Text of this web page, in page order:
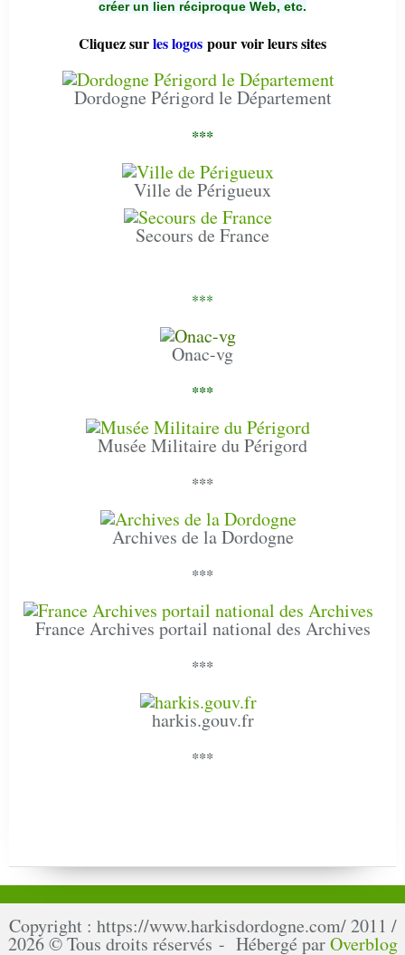
créer un lien réciproque Web, etc.
Cliquez surles logos pour voir leurs sites
Dordogne Périgord le Département
***
Ville de Périgueux
Secours de France
***
Onac-vg
***
Musée Militaire du Périgord
***
Archives de la Dordogne
***
France Archives portail national des Archives
***
harkis.gouv.fr
***
Copyright : https://www.harkisdordogne.com/ 2011 /
2026 © Tous droits réservés - Hébergé parOverblog